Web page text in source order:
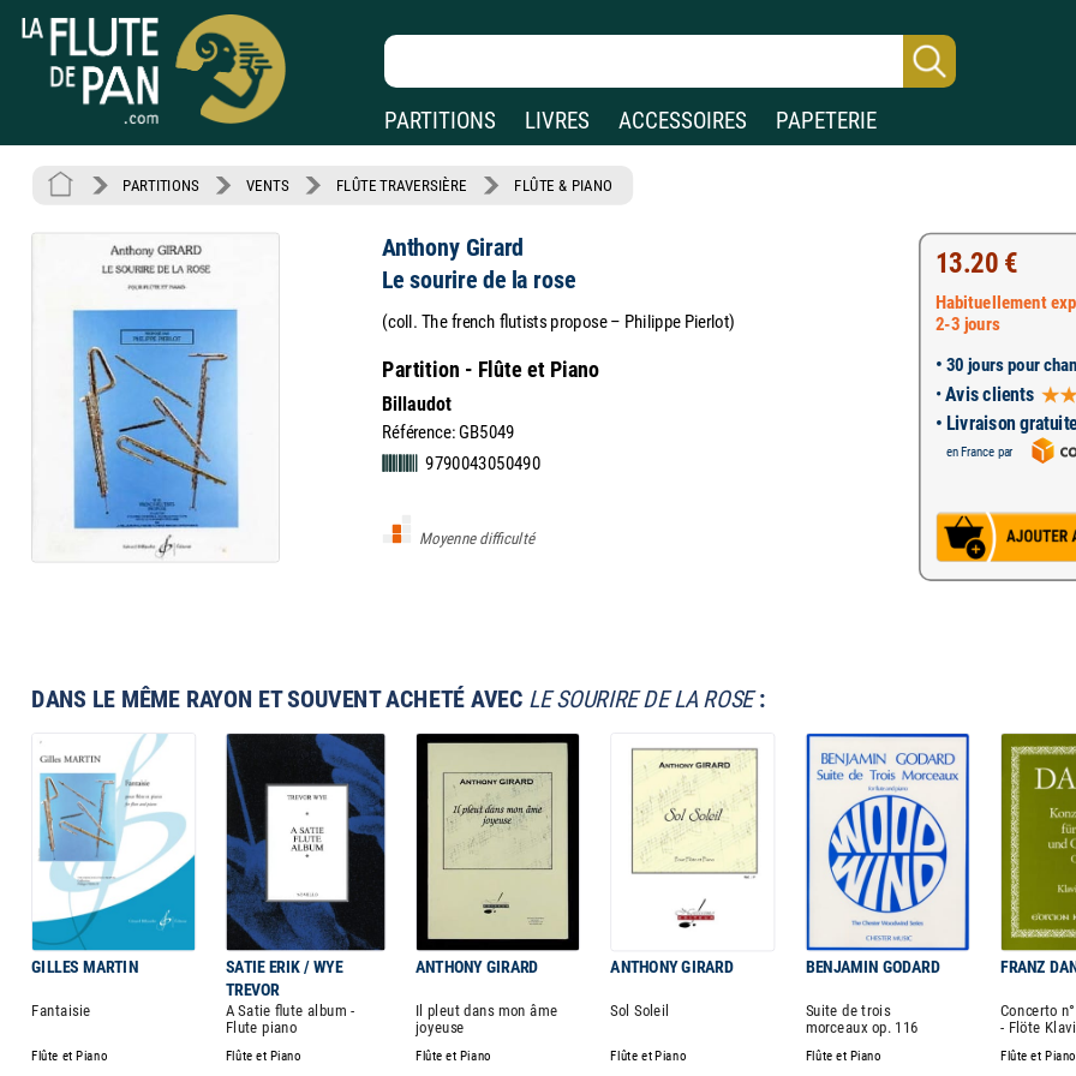
PARTITIONS LIVRES ACCESSOIRES PAPETERIE
PARTITIONS VENTS FLÛTE TRAVERSIÈRE FLÛTE & PIANO
Anthony Girard
Le sourire de la rose
(coll. The french flutists propose – Philippe Pierlot)
Partition - Flûte et Piano
Billaudot
Référence: GB5049
9790043050490
Moyenne difficulté
13.20 €
Habituellement
2-3 jours
• 30 jours pour
•Avis clients
• Livraison
en France par
DANS LE MÊME RAYON ET SOUVENT ACHETÉ AVEC LE SOURIRE DE LA ROSE:
GILLES MARTIN
SATIE ERIK / WYE
TREVOR
ANTHONY GIRARD ANTHONY GIRARD BENJAMIN GODARD FRANZ
Fantaisie
A Satie flute album -
Flute piano
Il pleut dans mon âme
joyeuse
Sol Soleil
Suite de trois
morceaux op. 116
Concerto
- Flöte
Flûte et Piano Flûte et Piano Flûte et Piano Flûte et Piano Flûte et Piano Flûte et Piano